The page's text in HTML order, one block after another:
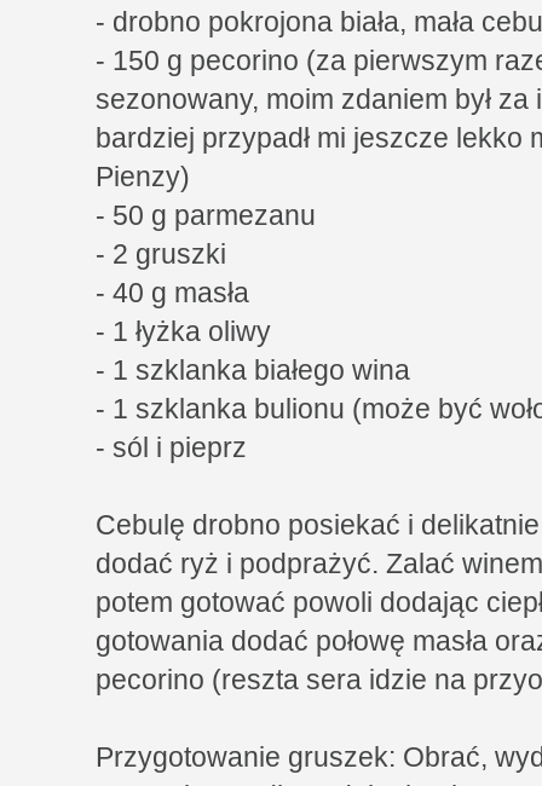
- drobno pokrojona biała, mała
- 150 g pecorino (za pierwszym
sezonowany, moim zdaniem był
bardziej przypadł mi jeszcze lekko
Pienzy)
- 50 g parmezanu
- 2 gruszki
- 40 g masła
- 1 łyżka oliwy
- 1 szklanka białego wina
- 1 szklanka bulionu (może być
- sól i pieprz
Cebulę drobno posiekać i
dodać ryż i podprażyć. Zalać
potem gotować powoli dodając
gotowania dodać połowę masła
pecorino (reszta sera idzie na
Przygotowanie gruszek: Obrać,